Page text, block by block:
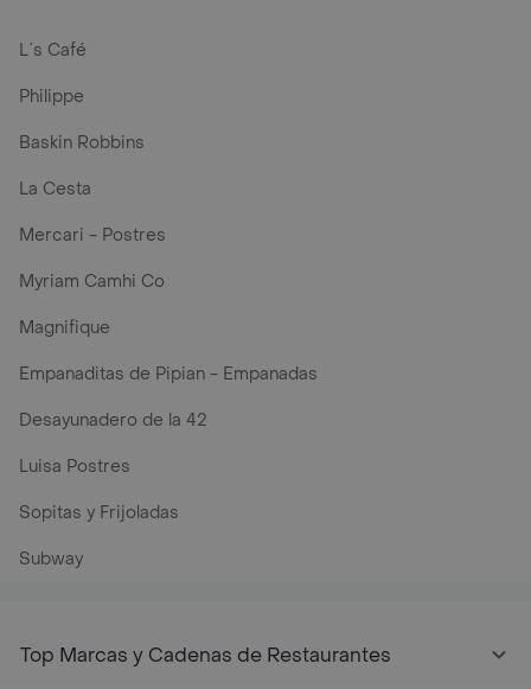
L´s Café
Philippe
Baskin Robbins
La Cesta
Mercari - Postres
Myriam Camhi Co
Magnifique
Empanaditas de Pipian - Empanadas
Desayunadero de la 42
Luisa Postres
Sopitas y Frijoladas
Subway
Top Marcas y Cadenas de Restaurantes